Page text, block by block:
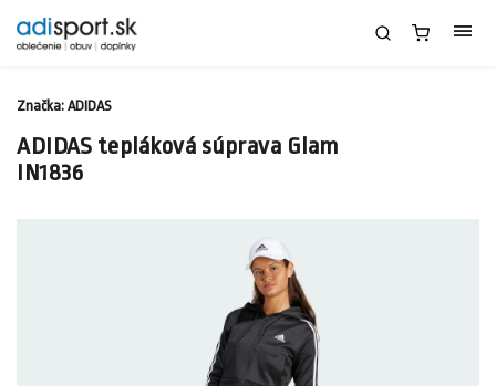
ADIDAS tepláková súprava Glam
IN1836
Značka: ADIDAS